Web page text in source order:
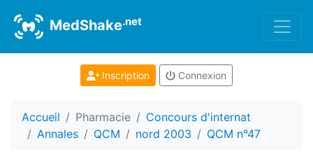
MedShake.net
Inscription Connexion
Accueil Pharmacie
Concours d'internat
Annales
QCM nord 2003 QCM n°47